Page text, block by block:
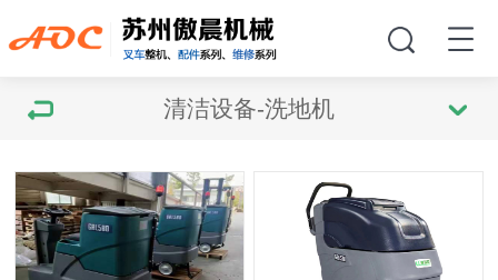
清洁设备-洗地机